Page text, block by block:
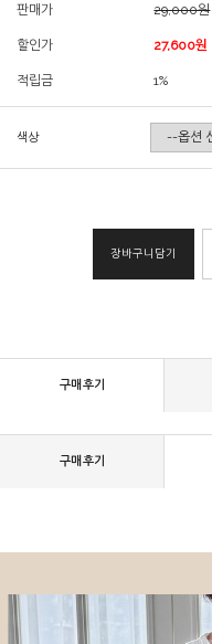
판매가 29,000원
할인가 27,600원
적립금 1%
색상
장바구니담기
구매후기
구매후기